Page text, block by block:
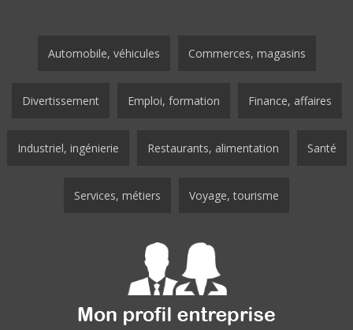
Automobile, véhicules Commerces, magasins
Divertissement Emploi, formation Finance, affaires
Industriel, ingénierie Restaurants, alimentation Santé
Services, métiers Voyage, tourisme